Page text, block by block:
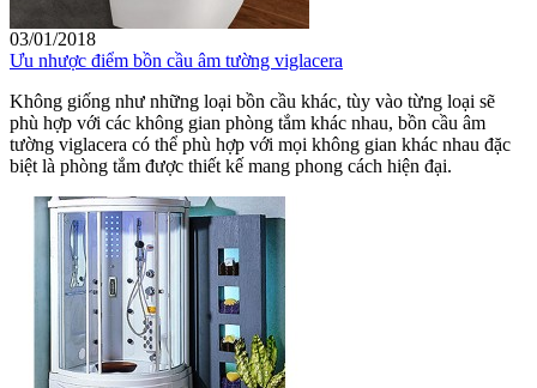
03/01/2018
Ưu nhược điểm bồn cầu âm tường viglacera
Không giống như những loại bồn cầu khác, tùy vào từng loại sẽ
phù hợp với các không gian phòng tắm khác nhau, bồn cầu âm
tường viglacera có thể phù hợp với mọi không gian khác nhau đặc
biệt là phòng tắm được thiết kế mang phong cách hiện đại.